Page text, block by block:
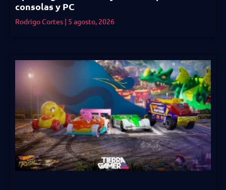
consolas y PC
Rodrigo Cortes 5 agosto, 2026